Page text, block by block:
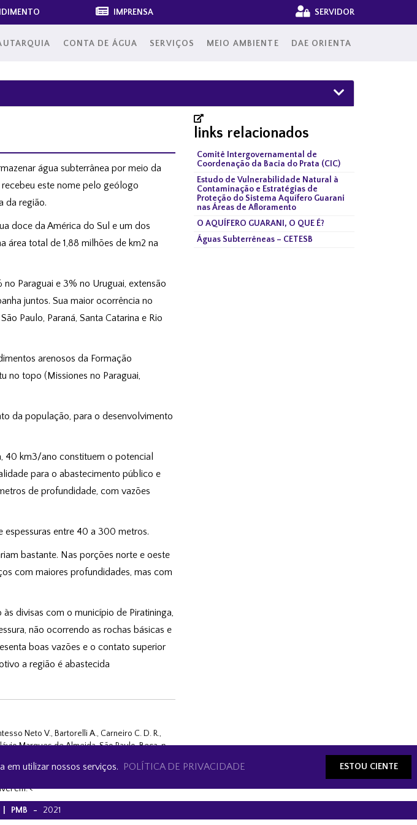
em utilizar nossos serviços. POLÍTICA DE PRIVACIDADE ESTOU CIENTE
IMPRENSA SERVIDOR
CONTA DE ÁGUA SERVIÇOS MEIO AMBIENTE DAE ORIENTA
água subterrânea por meio da
este nome pelo geólogo
da região.
doce da América do Sul e um dos
área total de 1,88 milhões de km2 na
no Paraguai e 3% no Uruguai, extensão
juntos. Sua maior ocorrência no
Paulo, Paraná, Santa Catarina e Rio
arenosos da Formação
no topo (Missiones no Paraguai,
da população, para o desenvolvimento
40 km3/ano constituem o potencial
para o abastecimento público e
de profundidade, com vazões
espessuras entre 40 a 300 metros.
bastante. Nas porções norte e oeste
com maiores profundidades, mas com
divisas com o município de Piratininga,
não ocorrendo as rochas básicas e
boas vazões e o contato superior
a região é abastecida
Neto V., Bartorelli A., Carneiro C. D. R.,
Marques de Almeida. São Paulo, Beca, p.
em: <
links relacionados
Comitê Intergovernamental de
Coordenação da Bacia do Prata (CIC)
Estudo de Vulnerabilidade Natural à
Contaminação e Estratégias de
Proteção do Sistema Aquífero Guarani
nas Áreas de Afloramento
O AQUÍFERO GUARANI, O QUE É?
Águas Subterrêneas – CETESB
PMB - 2021